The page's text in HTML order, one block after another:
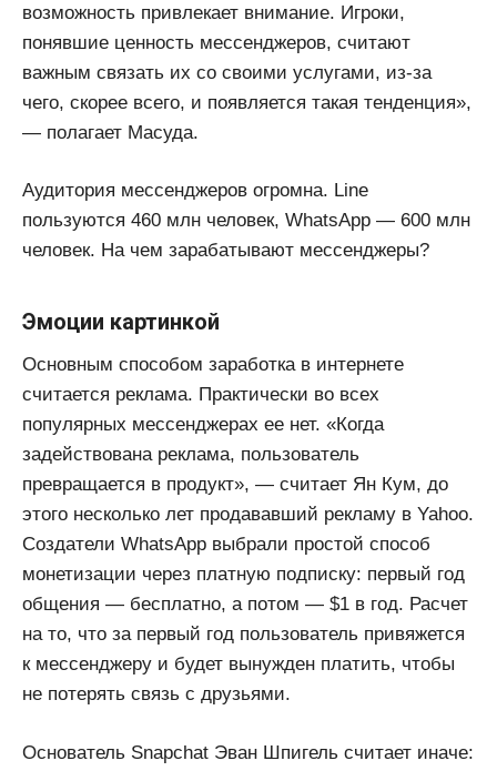
возможность привлекает внимание. Игроки,
понявшие ценность мессенджеров, считают
важным связать их со своими услугами, из-за
чего, скорее всего, и появляется такая тенденция»,
— полагает Масуда.
Аудитория мессенджеров огромна. Line
пользуются 460 млн человек, WhatsApp — 600 млн
человек. На чем зарабатывают мессенджеры?
Эмоции картинкой
Основным способом заработка в интернете
считается реклама. Практически во всех
популярных мессенджерах ее нет. «Когда
задействована реклама, пользователь
превращается в продукт», — считает Ян Кум, до
этого несколько лет продававший рекламу в Yahoo.
Создатели WhatsApp выбрали простой способ
монетизации через платную подписку: первый год
общения — бесплатно, а потом — $1 в год. Расчет
на то, что за первый год пользователь привяжется
к мессенджеру и будет вынужден платить, чтобы
не потерять связь с друзьями.
Основатель Snapchat Эван Шпигель считает иначе: